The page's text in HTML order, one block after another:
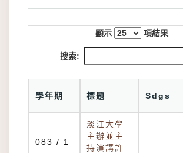
顯示 項結果
搜索:
學年期 標題 Sdgs
083 / 1
淡江大學
主辦並主
持演講許